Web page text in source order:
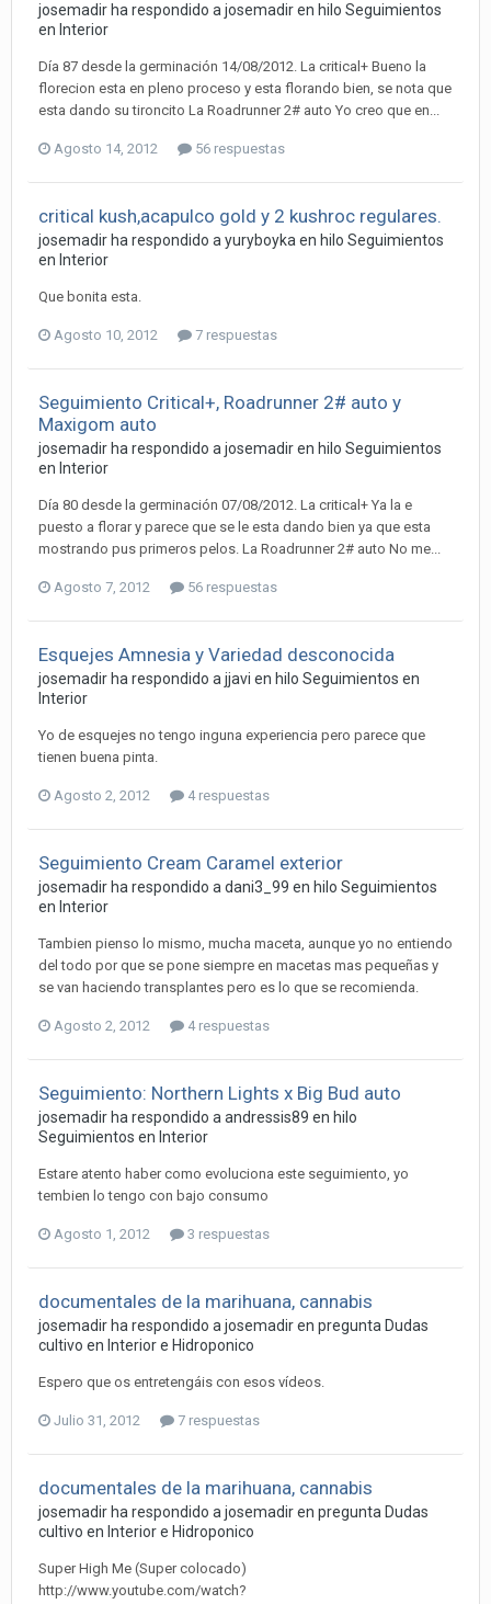
josemadir ha respondido a josemadir en hilo Seguimientos
en Interior
Día 87 desde la germinación 14/08/2012. La critical+ Bueno la
florecion esta en pleno proceso y esta florando bien, se nota que
esta dando su tironcito La Roadrunner 2# auto Yo creo que en...
Agosto 14, 2012 56 respuestas
critical kush,acapulco gold y 2 kushroc regulares.
josemadir ha respondido a yuryboyka en hilo Seguimientos
en Interior
Que bonita esta.
Agosto 10, 2012 7 respuestas
Seguimiento Critical+, Roadrunner 2# auto y
Maxigom auto
josemadir ha respondido a josemadir en hilo Seguimientos
en Interior
Día 80 desde la germinación 07/08/2012. La critical+ Ya la e
puesto a florar y parece que se le esta dando bien ya que esta
mostrando pus primeros pelos. La Roadrunner 2# auto No me...
Agosto 7, 2012 56 respuestas
Esquejes Amnesia y Variedad desconocida
josemadir ha respondido a jjavi en hilo Seguimientos en
Interior
Yo de esquejes no tengo inguna experiencia pero parece que
tienen buena pinta.
Agosto 2, 2012 4 respuestas
Seguimiento Cream Caramel exterior
josemadir ha respondido a dani3_99 en hilo Seguimientos
en Interior
Tambien pienso lo mismo, mucha maceta, aunque yo no entiendo
del todo por que se pone siempre en macetas mas pequeñas y
se van haciendo transplantes pero es lo que se recomienda.
Agosto 2, 2012 4 respuestas
Seguimiento: Northern Lights x Big Bud auto
josemadir ha respondido a andressis89 en hilo
Seguimientos en Interior
Estare atento haber como evoluciona este seguimiento, yo
tembien lo tengo con bajo consumo
Agosto 1, 2012 3 respuestas
documentales de la marihuana, cannabis
josemadir ha respondido a josemadir en pregunta Dudas
cultivo en Interior e Hidroponico
Espero que os entretengáis con esos vídeos.
Julio 31, 2012 7 respuestas
documentales de la marihuana, cannabis
josemadir ha respondido a josemadir en pregunta Dudas
cultivo en Interior e Hidroponico
Super High Me (Super colocado)
http://www.youtube.com/watch?